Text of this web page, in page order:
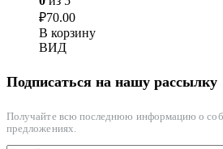
₽70.00
В корзину
ВИД
Подписаться на нашу рассылку
Получайте всю последнюю информацию о
предложениях.